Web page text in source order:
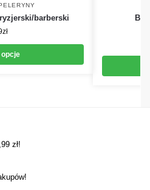
barberski
zł
zł!